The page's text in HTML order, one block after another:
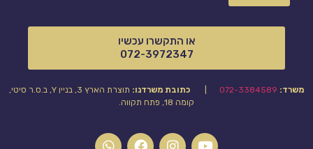
או התקשרו עכשיו
072-3972347
משרד: 072-3384589 כתובת משרדנו:
תוצרת הארץ 3, בניין Y, ב.ס.ר סיטי,
קומה 18, פתח תקווה.